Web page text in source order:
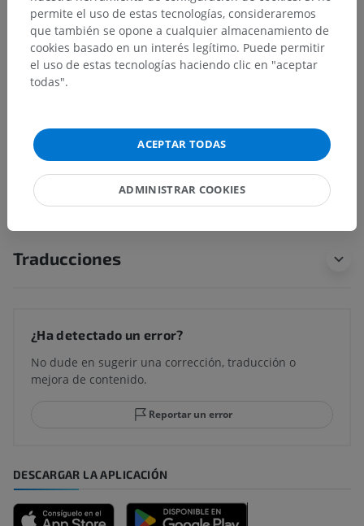
Anatomía humana 2
Anatomía humana 1
Anatomía sistémica
Estructuras subyacentes:No hay estructuras
subyacentes correspondientes para esta parte
anatómica
Traducciones
¿Ha detectado un error?
No dude en sugerir una corrección, traducción o
mejora de contenido.
Reportar un error
DESCARGAR LA APLICACIÓN
permite el uso de estas tecnologías, consideraremos
que también se opone a cualquier almacenamiento de
cookies basado en un interés legítimo. Puede permitir
el uso de estas tecnologías haciendo clic en "aceptar
todas".
ACEPTAR TODAS
ADMINISTRAR COOKIES